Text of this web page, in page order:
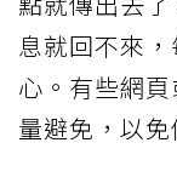
息就回不來
心。有些網
量避免，以